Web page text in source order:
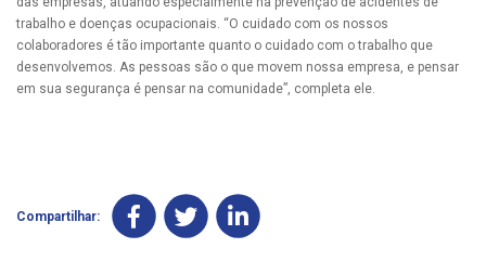
trabalho e doenças ocupacionais. “O cuidado com os nossos
colaboradores é tão importante quanto o cuidado com o trabalho que
desenvolvemos. As pessoas são o que movem nossa empresa, e pensar
em sua segurança é pensar na comunidade”, completa ele.
Compartilhar: